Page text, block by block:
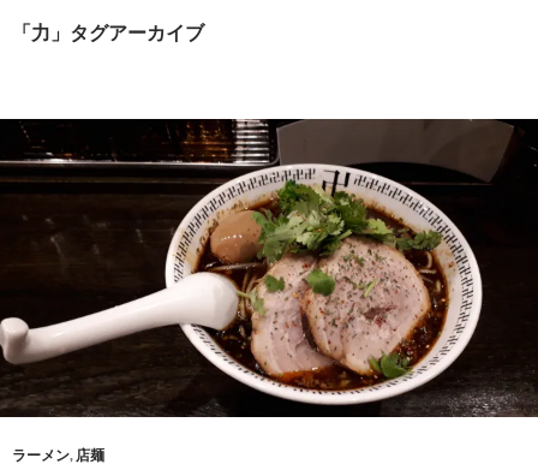
ン
キ
プ
「力」タグアーカイブ
ラーメン, 店麺